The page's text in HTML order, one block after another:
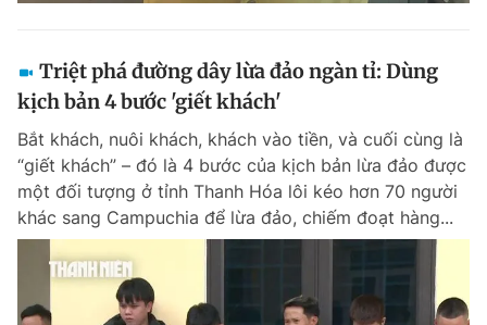
Triệt phá đường dây lừa đảo ngàn tỉ: Dùng
kịch bản 4 bước 'giết khách'
Bắt khách, nuôi khách, khách vào tiền, và cuối cùng là
“giết khách” – đó là 4 bước của kịch bản lừa đảo được
một đối tượng ở tỉnh Thanh Hóa lôi kéo hơn 70 người
khác sang Campuchia để lừa đảo, chiếm đoạt hàng...